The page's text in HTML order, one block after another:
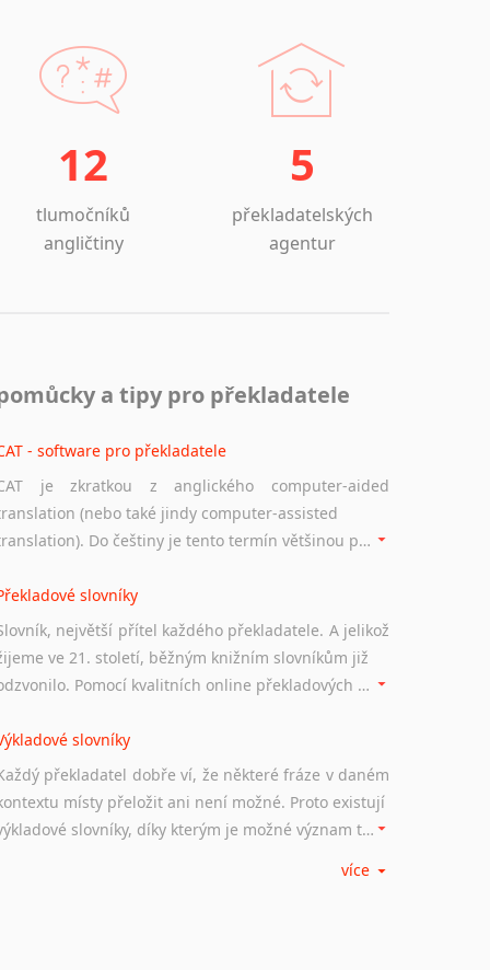
12
tlumočníků
angličtiny
5
překladatelských
agentur
a tipy pro překladatele
- software pro překladatele
je zkratkou z anglického computer-aided
(nebo také jindy computer-assisted
translation). Do češtiny je tento termín většinou překládán jako počítačem podporovaný překlad či překlad podporovaný počítačem. Nástroje CAT ukládají překládané fráze a při dalším překladu vám je automaticky nabízejí, takže se již nemusíte zdržovat s jejich dalším překládáním.
slovníky
největší přítel každého překladatele. A jelikož
ve 21. století, běžným knižním slovníkům již
odzvonilo. Pomocí kvalitních online překladových slovníků již nemusíte únavně listovat alfabetickým schématem uspořádání, stačí napsat vstupní frázi a dřív, než řeknete švec, vyskočí vám hledaný výraz.
slovníky
překladatel dobře ví, že některé fráze v daném
místy přeložit ani není možné. Proto existují
výkladové slovníky, díky kterým je možné význam takovýchto frází rozklíčovat.
více